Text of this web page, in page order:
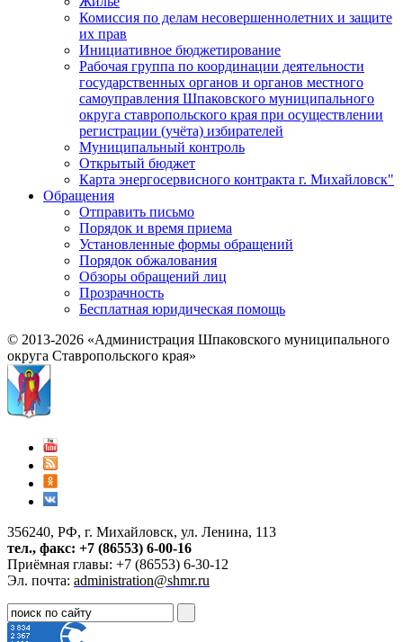
Комиссия по делам несовершеннолетних и защите
их прав
Инициативное бюджетирование
Рабочая группа по координации деятельности
государственных органов и органов местного
самоуправления Шпаковского муниципального
округа ставропольского края при осуществлении
регистрации (учёта) избирателей
Муниципальный контроль
Открытый бюджет
Карта энергосервисного контракта г. Михайловск"
Обращения
Отправить письмо
Порядок и время приема
Установленные формы обращений
Порядок обжалования
Обзоры обращений лиц
Прозрачность
Бесплатная юридическая помощь
© 2013-2026 «Администрация Шпаковского муниципального
округа Ставропольского края»
356240, РФ, г. Михайловск, ул. Ленина, 113
тел., факс: +7 (86553) 6-00-16
Приёмная главы: +7 (86553) 6-30-12
Эл. почта: administration@shmr.ru